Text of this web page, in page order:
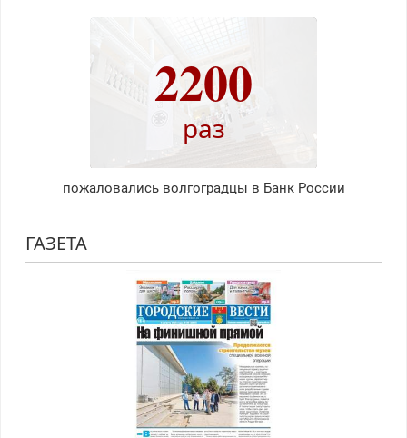
2200
раз
пожаловались волгоградцы в Банк России
ГАЗЕТА